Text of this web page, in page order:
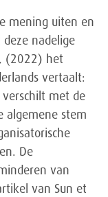
mening uiten en
nadelige
(2022) het
vertaalt:
met de
algemene stem
De
van
van Sun et